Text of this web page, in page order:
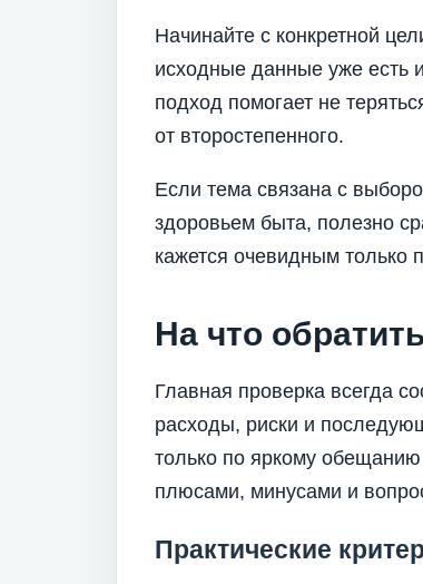
Начинайте с конкретной
исходные данные уже есть
подход помогает не
от второстепенного.
Если тема связана с
здоровьем быта, полезно
кажется очевидным только
На что
Главная проверка всегда
расходы, риски и
только по яркому
плюсами, минусами и
Практические